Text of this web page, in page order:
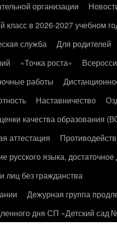
организации
в 2026-2027 учебном
служба
Для родителей
«Точка роста»
работы
Наставничество
качества образования
аттестация
русского языка,
лиц без гражданства
Дежурная группа
дня СП «Детский